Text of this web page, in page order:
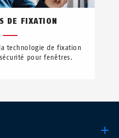
DE FIXATION
technologie de fixation
pour fenêtres.